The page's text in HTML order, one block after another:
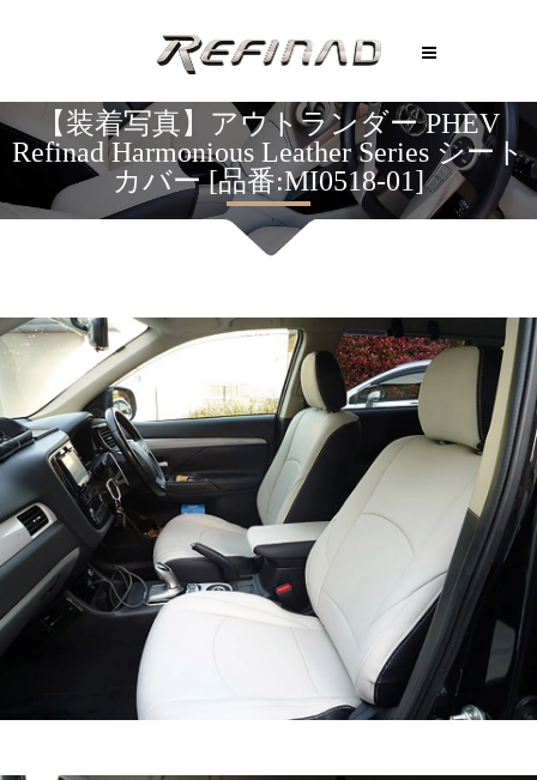
【装着写真】アウトランダー PHEV
Refinad Harmonious Leather Series シート
カバー [品番:MI0518-01]